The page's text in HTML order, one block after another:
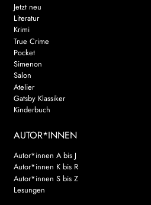
Jetzt neu
Literatur
Krimi
True Crime
Pocket
Simenon
Salon
Atelier
Gatsby Klassiker
Kinderbuch
AUTOR*INNEN
Autor*innen A bis J
Autor*innen K bis R
Autor*innen S bis Z
Lesungen